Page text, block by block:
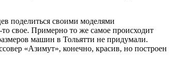
поделиться своими моделями
свое. Примерно то же самое происходит
машин в Тольятти не придумали.
«Азимут», конечно, красив, но построен